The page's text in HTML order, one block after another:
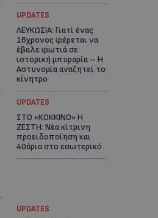
UPDATES
ΛΕΥΚΩΣΙΑ: Γιατί ένας
16χρονος φέρεται να
έβαλε φωτιά σε
ιστορική μπυραρία – Η
Αστυνομία αναζητεί το
κίνητρο
UPDATES
ΣΤΟ «ΚΟΚΚΙΝΟ» Η
ΖΕΣΤΗ: Νέα κίτρινη
προειδοποίηση και
40άρια στο εσωτερικό
UPDATES